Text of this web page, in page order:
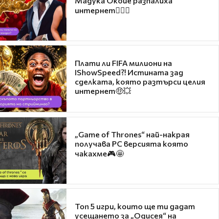
интернет❤️‍🔥🔥
Плати ли FIFA милиони на
IShowSpeed?! Истината зад
сделката, която разтърси целия
интернет🤑💥
„Game of Thrones“ най-накрая
получава PC версията която
чакахме🎮🤩
Топ 5 игри, които ще ти дадат
усещането за „Одисея“ на